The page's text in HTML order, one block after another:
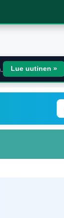
Lue uutinen »